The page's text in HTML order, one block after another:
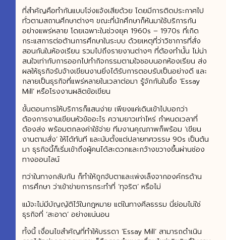
ที่สำคัญคือทำกันแบบโจ่งแจ้งเสียด้วย โดยมีการติดประกาศไป
ทั่วตามสถานศึกษาต่างๆ ขณะที่นักศึกษาก็หันมาใช้บริการกัน
อย่างแพร่หลาย โดยเฉพาะในช่วงยุค 1960s – 1970s ที่เกิด
กระแสการต่อต้านการศึกษาในระบบ ด้วยเหตุที่ว่าวิชาการที่สั่ง
สอนกันในห้องเรียน รวมไปถึงรายงานต่างๆ ที่ต้องทำนั้น ไม่น่า
สนใจเท่ากับการออกไปทำกิจกรรมตามใจชอบนอกห้องเรียน ส่ง
ผลให้ธุรกิจรับจ้างเขียนงานยิ่งได้รับการตอบรับเป็นอย่างดี และ
กลายเป็นธุรกิจที่แพร่หลายในเวลาต่อมา รู้จักกันในชื่อ ‘Essay
Mill’ หรือโรงงานผลิตข้อเขียน
ขั้นตอนการให้บริการก็แสนง่าย เพียงแค่เดินเข้าไปบอกว่า
ต้องการงานเขียนหัวข้ออะไร ความยาวเท่าไหร่ กำหนดเวลาที่
ต้องส่ง พร้อมตกลงค่าใช้จ่าย ทีมงานคุณภาพก็พร้อม ‘เขียน
งานตามสั่ง’ ให้ได้ทันที และนับตั้งแต่ปลายทศวรรษ 90s เป็นต้น
มา ธุรกิจนี้ก็เริ่มเข้าถึงผู้คนได้สะดวกและกว้างขวางขึ้นผ่านช่อง
ทางออนไลน์
ทว่าในทางกลับกัน ก็ทำให้ถูกจับตาและเพ่งเล็งจากองค์กรด้าน
การศึกษา ว่าเข้าข่ายการกระทำที่ ‘ทุจริต’ หรือไม่
แม้จะไม่มีบัญญัติไว้ในกฎหมาย แต่ในทางศีลธรรม นี่ย่อมไม่ใช่
ธุรกิจที่ ‘สะอาด’ อย่างแน่นอน
ทั้งนี้ เงื่อนไขสำคัญที่ทำให้บรรดา ‘Essay Mill’ สามารถดำเนิน